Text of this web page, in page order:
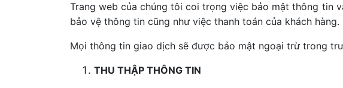
Trang web của chúng tôi coi trọng việc bảo mật thông tin
bảo vệ thông tin cũng như việc thanh toán của khách hàng.
Mọi thông tin giao dịch sẽ được bảo mật ngoại trừ trong
THU THẬP THÔNG TIN